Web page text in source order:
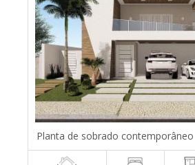
Planta de sobrado contemporâneo